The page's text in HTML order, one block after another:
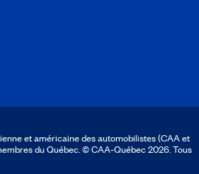
et américaine des automobilistes (CAA et
du Québec. © CAA‑Québec 2026. Tous